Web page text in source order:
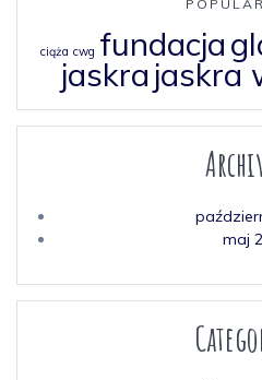
ciąża cwg fundacja
jaskra jaskra
maj